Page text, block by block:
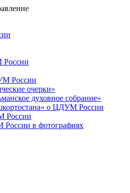
России
очерки»
духовное собрание»
о ЦДУМ России
России
в фотографиях